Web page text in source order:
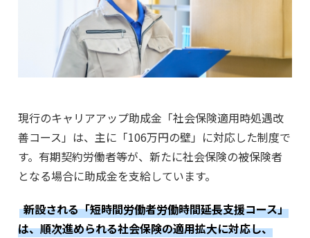
現行のキャリアアップ助成金「社会保険適用時処遇改
善コース」は、主に「106万円の壁」に対応した制度で
す。有期契約労働者等が、新たに社会保険の被保険者
となる場合に助成金を支給しています。
新設される「短時間労働者労働時間延長支援コース」
は、順次進められる社会保険の適用拡大に対応し、